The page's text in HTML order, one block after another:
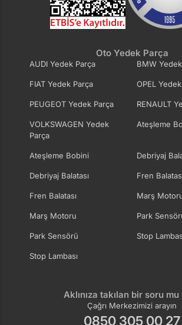
Oto Yedek Parça
AUDI Yedek Parça BMW
FIAT Yedek Parça OPEL
PEUGEOT Yedek Parça RENAULT
VOLKSWAGEN Yedek
Parça
Ateşleme
Ateşleme Bobini Debriyaj
Debriyaj Balatası Fren
Fren Balatası Marş
Marş Motoru Park
Park Sensörü Stop
Stop Lambası
Aklınıza takılan bir soru
Çağrı Merkezimizi arayın
0850 305 00 27